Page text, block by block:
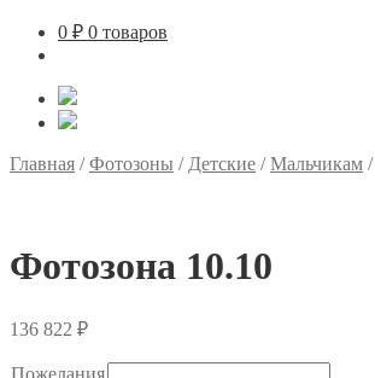
0 ₽ 0 товаров
Главная /Фотозоны / Детские /Мальчикам /
Фотозона 10.10
136 822 ₽
Пожелания